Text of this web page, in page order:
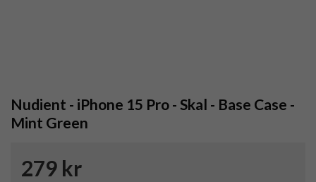
Nudient - iPhone 15 Pro - Skal - Base Case -
Mint Green
279 kr